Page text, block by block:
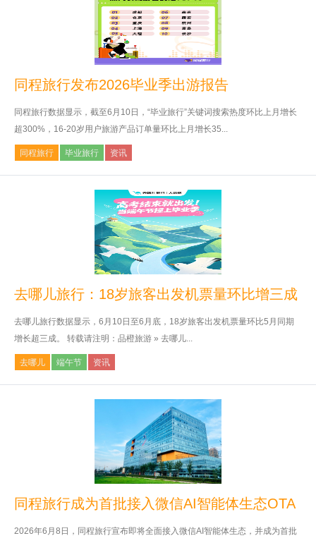
同程旅行发布2026毕业季出游报告
同程旅行数据显示，截至6月10日，“毕业旅行”关键词搜索热度环比上月增长
超300%，16-20岁用户旅游产品订单量环比上月增长35...
同程旅行 毕业旅行 资讯
去哪儿旅行：18岁旅客出发机票量环比增三成
去哪儿旅行数据显示，6月10日至6月底，18岁旅客出发机票量环比5月同期
增长超三成。 转载请注明：品橙旅游 » 去哪儿...
去哪儿 端午节 资讯
同程旅行成为首批接入微信AI智能体生态OTA
2026年6月8日，同程旅行宣布即将全面接入微信AI智能体生态，并成为首批